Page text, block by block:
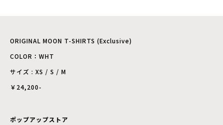
ORIGINAL MOON T-SHIRTS (Exclusive)
COLOR：WHT
サイズ : XS / S / M
￥24,200-
ポップアップストア